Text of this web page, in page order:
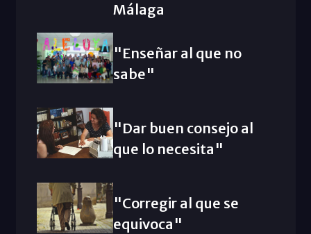
Málaga
"Enseñar al que no
sabe"
"Dar buen consejo al
que lo necesita"
"Corregir al que se
equivoca"